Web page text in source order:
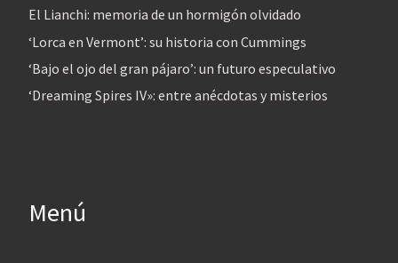
El Lianchi: memoria de un hormigón olvidado
‘Lorca en Vermont’: su historia con Cummings
‘Bajo el ojo del gran pájaro’: un futuro especulativo
‘Dreaming Spires IV»: entre anécdotas y misterios
Menú